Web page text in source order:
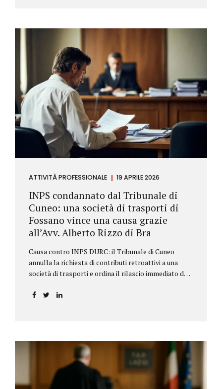
ATTIVITÀ PROFESSIONALE 19 APRILE 2026
INPS condannato dal Tribunale di
Cuneo: una società di trasporti di
Fossano vince una causa grazie
all’Avv. Alberto Rizzo di Bra
Causa contro INPS DURC: il Tribunale di Cuneo
annulla la richiesta di contributi retroattivi a una
società di trasporti e ordina il rilascio immediato del